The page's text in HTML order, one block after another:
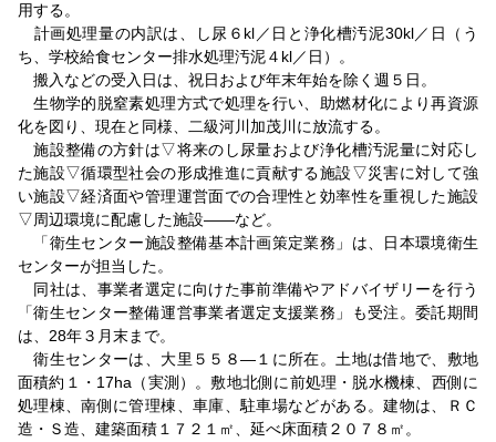
用する。
計画処理量の内訳は、し尿６kl／日と浄化槽汚泥30kl／日（う
ち、学校給食センター排水処理汚泥４kl／日）。
搬入などの受入日は、祝日および年末年始を除く週５日。
生物学的脱窒素処理方式で処理を行い、助燃材化により再資源
化を図り、現在と同様、二級河川加茂川に放流する。
施設整備の方針は▽将来のし尿量および浄化槽汚泥量に対応し
た施設▽循環型社会の形成推進に貢献する施設▽災害に対して強
い施設▽経済面や管理運営面での合理性と効率性を重視した施設
▽周辺環境に配慮した施設――など。
「衛生センター施設整備基本計画策定業務」は、日本環境衛生
センターが担当した。
同社は、事業者選定に向けた事前準備やアドバイザリーを行う
「衛生センター整備運営事業者選定支援業務」も受注。委託期間
は、28年３月末まで。
衛生センターは、大里５５８―１に所在。土地は借地で、敷地
面積約１・17ha（実測）。敷地北側に前処理・脱水機棟、西側に
処理棟、南側に管理棟、車庫、駐車場などがある。建物は、ＲＣ
造・Ｓ造、建築面積１７２１㎡、延べ床面積２０７８㎡。